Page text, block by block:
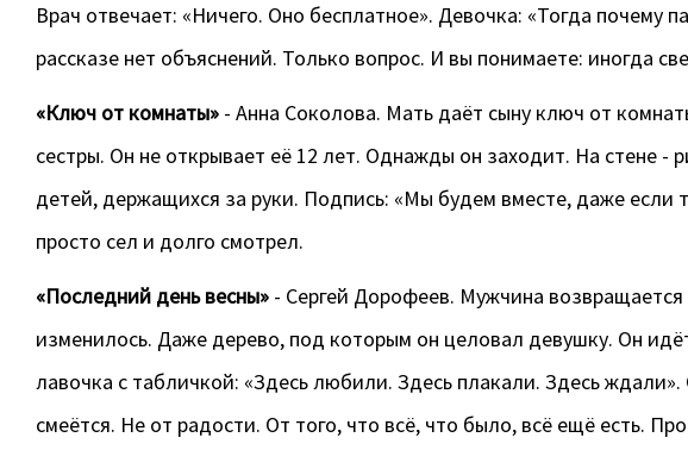
Врач отвечает: «Ничего. Оно бесплатное». Девочка: «Тогда почему
рассказе нет объяснений. Только вопрос. И вы понимаете: иногда
«Ключ от комнаты» - Анна Соколова. Мать даёт сыну ключ от
сестры. Он не открывает её 12 лет. Однажды он заходит. На стене -
детей, держащихся за руки. Подпись: «Мы будем вместе, даже если
просто сел и долго смотрел.
«Последний день весны» - Сергей Дорофеев. Мужчина
изменилось. Даже дерево, под которым он целовал девушку. Он
лавочка с табличкой: «Здесь любили. Здесь плакали. Здесь
смеётся. Не от радости. От того, что всё, что было, всё ещё есть.